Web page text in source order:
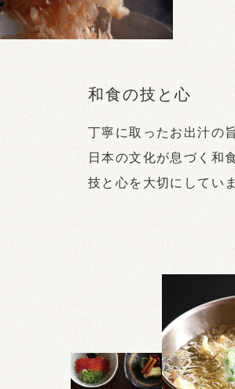
和食の技と心
丁寧に取ったお出汁の
日本の文化が息づく和
技と心を大切にしてい